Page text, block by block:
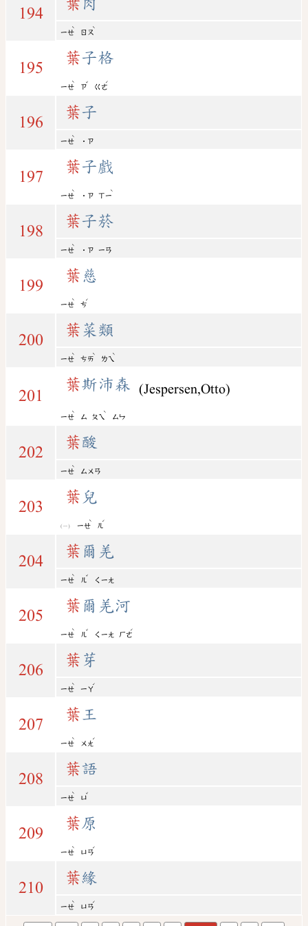
194
葉 肉
ㄧㄝ
ˋ
ㄖㄡ
ˋ
195
葉子格
ㄧㄝ
ˋ
ㄗ
ˇ
ㄍㄜ
ˊ
196
葉子
ㄧㄝ
ˋ
˙ㄗ
197
葉子戲
ㄧㄝ
ˋ
˙ㄗ ㄒㄧ
ˋ
198
葉子菸
ㄧㄝ
ˋ
˙ㄗ ㄧㄢ
199
葉 慈
ㄧㄝ
ˋ
ㄘ
ˊ
200
葉 菜類
ㄧㄝ
ˋ
ㄘㄞ
ˋ
ㄌㄟ
ˋ
201
葉斯沛森 (Jespersen,Otto)
ㄧㄝ
ˋ
ㄙ ㄆㄟ
ˋ
ㄙㄣ
202
葉酸
ㄧㄝ
ˋ
ㄙㄨㄢ
203
葉 兒
ㄧㄝ
ˋ
ㄦ
ˊ
204
葉 爾羌
ㄧㄝ
ˋ
ㄦ
ˇ
ㄑㄧㄤ
205
葉 爾羌河
ㄧㄝ
ˋ
ㄦ
ˇ
ㄑㄧㄤ ㄏㄜ
ˊ
206
葉 芽
ㄧㄝ
ˋ
ㄧㄚ
ˊ
207
葉王
ㄧㄝ
ˋ
ㄨㄤ
ˊ
208
葉語
ㄧㄝ
ˋ
ㄩ
ˇ
209
葉原
ㄧㄝ
ˋ
ㄩㄢ
ˊ
210
葉緣
ㄧㄝ
ˋ
ㄩㄢ
ˊ